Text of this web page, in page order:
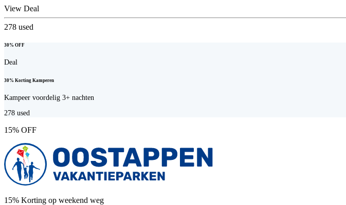
View Deal
278 used
30% OFF
Deal
30% Korting Kamperen
Kampeer voordelig 3+ nachten
278 used
15% OFF
15% Korting op weekend weg